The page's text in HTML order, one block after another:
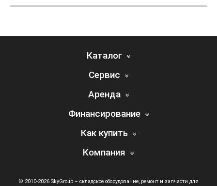
Каталог
Сервис
Аренда
Финансирование
Как купить
Компания
© 2010-2026 SkyGroup – складское оборудование, ремонт и запчасти для